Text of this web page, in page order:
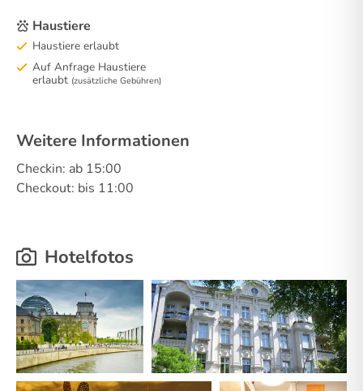
Haustiere
Haustiere erlaubt
Auf Anfrage Haustiere
erlaubt (zusätzliche Gebühren)
Weitere Informationen
Checkin: ab 15:00
Checkout: bis 11:00
Hotelfotos